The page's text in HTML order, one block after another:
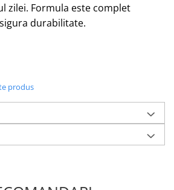
zilei. Formula este complet
durabilitate.
produs